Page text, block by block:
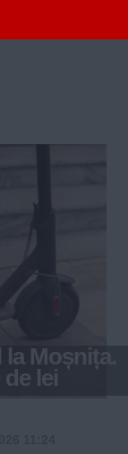
Moșnița.
lei